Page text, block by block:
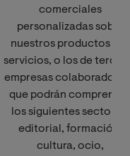
comerciales
personalizadas sobre
nuestros productos y/o
servicios, o los de
empresas colaboradoras
que podrán
los siguientes sectores:
editorial, formación,
cultura, ocio,